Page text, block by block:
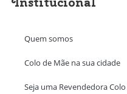
Quem somos
Colo de Mãe na sua cidade
Seja uma Revendedora